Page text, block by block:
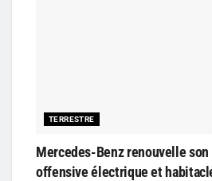
TERRESTRE
Mercedes-Benz renouvelle son
offensive électrique et